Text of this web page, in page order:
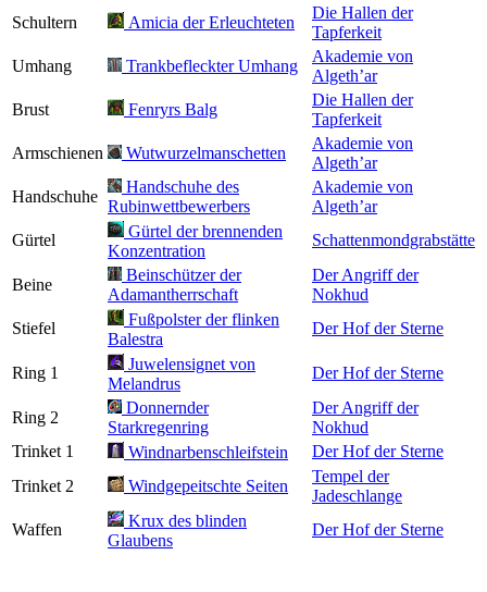
Schultern Amicia der Erleuchteten
Die Hallen der
Tapferkeit
Umhang
Trankbefleckter Umhang
Akademie von
Algeth’ar
Brust
Fenryrs Balg
Die Hallen der
Tapferkeit
Armschienen
Wutwurzelmanschetten
Akademie von
Algeth’ar
Handschuhe
Handschuhe des
Rubinwettbewerbers
Akademie von
Algeth’ar
Gürtel
Gürtel der brennenden
Konzentration
Schattenmondgrabstätte
Beine
Beinschützer der
Adamantherrschaft
Der Angriff der
Nokhud
Stiefel
Fußpolster der flinken
Balestra
Der Hof der Sterne
Ring 1
Juwelensignet von
Melandrus
Der Hof der Sterne
Ring 2
Donnernder
Starkregenring
Der Angriff der
Nokhud
Trinket 1
Windnarbenschleifstein
Der Hof der Sterne
Trinket 2
Windgepeitschte Seiten
Tempel der
Jadeschlange
Waffen
Krux des blinden
Glaubens
Der Hof der Sterne